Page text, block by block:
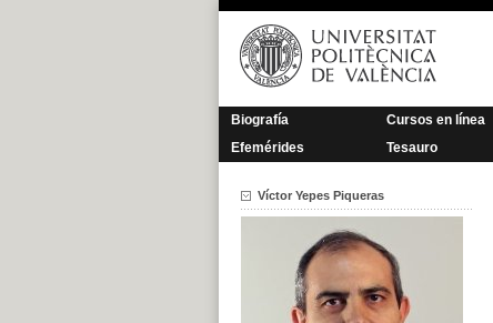
Saltar
contenido
Biografía Cursos en línea
Efemérides
Tesauro
Víctor Yepes Piqueras